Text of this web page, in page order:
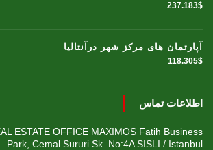
237.183$
آپارتمان های مرکز شهر درآنتالیا
118.305$
اطلاعات تماس
ESTATE OFFICE MAXIMOS Fatih Business
Park, Cemal Sururi Sk. No:4A SISLI / Istanbul